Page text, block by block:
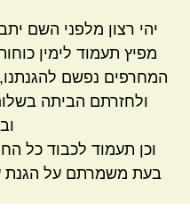
יהי רצון מלפני השם
מפיץ תעמוד לימין
המחרפים נפשם
ולחזרתם הביתה
וכן תעמוד לכבוד כל
בעת משמרתם על הגנת